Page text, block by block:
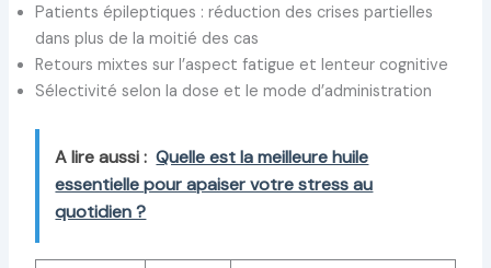
Patients épileptiques : réduction des crises partielles
dans plus de la moitié des cas
Retours mixtes sur l’aspect fatigue et lenteur cognitive
Sélectivité selon la dose et le mode d’administration
A lire aussi : Quelle est la meilleure huile
essentielle pour apaiser votre stress au
quotidien ?